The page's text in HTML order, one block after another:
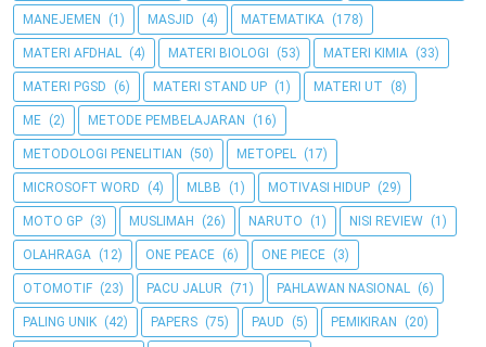
MANEJEMEN (1) MASJID (4) MATEMATIKA (178)
MATERI AFDHAL (4) MATERI BIOLOGI (53) MATERI KIMIA (33)
MATERI PGSD (6) MATERI STAND UP (1) MATERI UT (8)
ME (2) METODE PEMBELAJARAN (16)
METODOLOGI PENELITIAN (50) METOPEL (17)
MICROSOFT WORD (4) MLBB (1) MOTIVASI HIDUP (29)
MOTO GP (3) MUSLIMAH (26) NARUTO (1) NISI REVIEW (1)
OLAHRAGA (12) ONE PEACE (6) ONE PIECE (3)
OTOMOTIF (23) PACU JALUR (71) PAHLAWAN NASIONAL (6)
PALING UNIK (42) PAPERS (75) PAUD (5) PEMIKIRAN (20)